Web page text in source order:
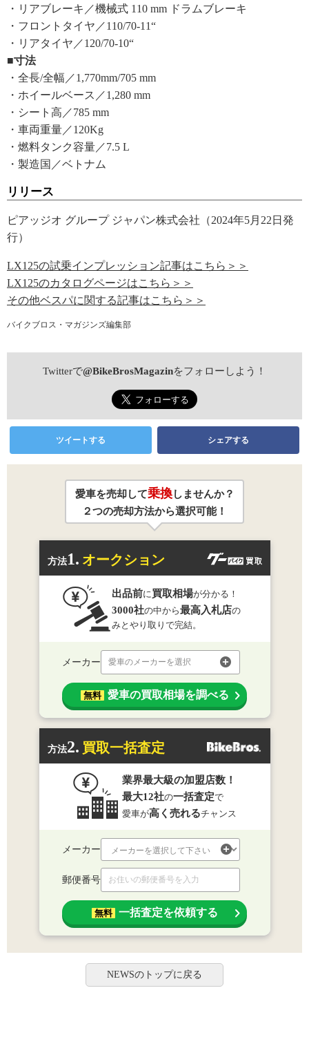
・リアブレーキ／機械式 110 mm ドラムブレーキ
・フロントタイヤ／110/70-11“
・リアタイヤ／120/70-10“
■寸法
・全長/全幅／1,770mm/705 mm
・ホイールベース／1,280 mm
・シート高／785 mm
・車両重量／120Kg
・燃料タンク容量／7.5 L
・製造国／ベトナム
リリース
ピアッジオ グループ ジャパン株式会社（2024年5月22日発
行）
LX125の試乗インプレッション記事はこちら＞＞
LX125のカタログページはこちら＞＞
その他ベスパに関する記事はこちら＞＞
バイクブロス・マガジンズ編集部
Twitterで@BikeBrosMagazinをフォローしよう！
ツイートする シェアする
愛車を売却して乗換しませんか？
２つの売却方法から選択可能！
方法1. オークション
出品前に買取相場が分かる！
3000社の中から最高入札店の
みとやり取りで完結。
メーカー 愛車のメーカーを選択
無料 愛車の買取相場を調べる
方法2. 買取一括査定
業界最大級の加盟店数！
最大12社の一括査定で
愛車が高く売れるチャンス
メーカー
郵便番号
無料 一括査定を依頼する
NEWSのトップに戻る